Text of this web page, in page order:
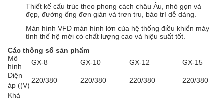
Thiết kế cấu trúc theo phong cách châu Âu, nhỏ gọn và
đẹp, đường ống đơn giản và trơn tru, bảo trì dễ dàng.
Màn hình VFD màn hình lớn của hệ thống điều khiển máy
tính thế hệ mới có chất lượng cao và hiệu suất tốt.
Các thông số sản phẩm
Mô
hình
GX-8 GX-10 GX-12
GX-15
Điện
áp ((V)
220/380 220/380 220/380
220/380
Khả